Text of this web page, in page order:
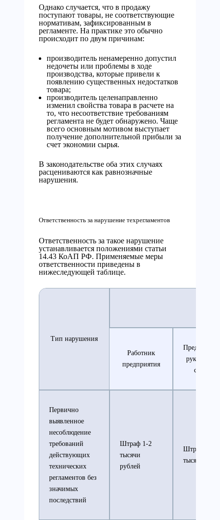
Однако случается, что в продажу
поступают товары, не соответствующие
нормативам, зафиксированным в
регламенте. На практике это обычно
происходит по двум причинам:
производитель ненамеренно допустил
недочеты или проблемы в ходе
производства, которые привели к
появлению существенных недостатков
товара;
производитель целенаправленно
изменил свойства товара в расчете на
то, что несоответствие требованиям
регламента не будет обнаружено. Чаще
всего основным мотивом выступает
получение дополнительной прибыли за
счет экономии сырья.
В законодательстве оба этих случаях
расцениваются как равнозначные
нарушения.
Ответственность за нарушение техрегламентов
Ответственность за такое нарушение
устанавливается положениями статьи
14.43 КоАП РФ. Применяемые меры
ответственности приведены в
нижеследующей таблице.
Тип нарушения
Работник
предприятия
состава
Первично
выявленное
несоблюдение
требований
действующих
технических
регламентов без
значимых
последствий
Штраф 1-2
тысячи
рублей
Штраф 10-
тысяч